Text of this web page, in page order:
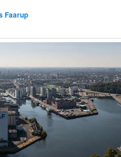
Faarup